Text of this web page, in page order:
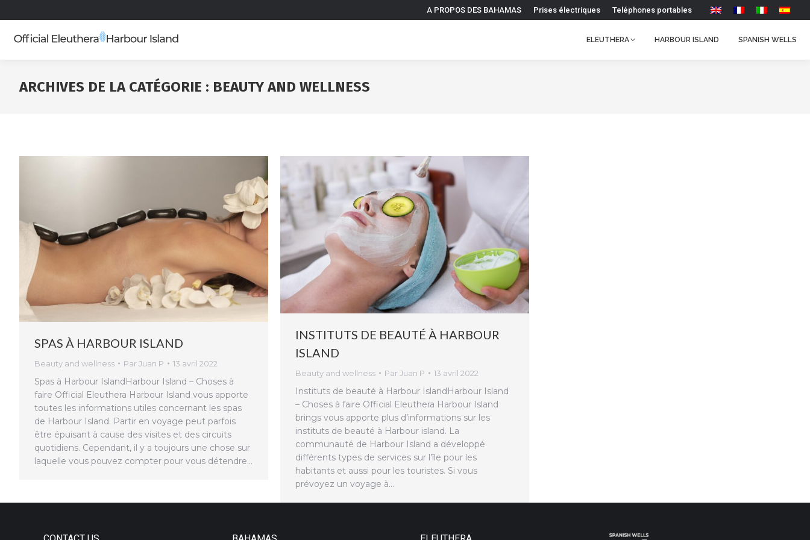
A PROPOS DES BAHAMAS Prises électriques Teléphones portables
ELEUTHERA HARBOUR ISLAND SPANISH WELLS
ARCHIVES DE LA CATÉGORIE : BEAUTY AND WELLNESS
SPAS À HARBOUR ISLAND
Beauty and wellness ParJuan P 13 avril 2022
Spas à Harbour IslandHarbour Island – Choses à
faire Official Eleuthera Harbour Island vous apporte
toutes les informations utiles concernant les spas
de Harbour Island. Partir en voyage peut parfois
être épuisant à cause des visites et des circuits
quotidiens. Cependant, il y a toujours une chose sur
laquelle vous pouvez compter pour vous détendre…
INSTITUTS DE BEAUTÉ À HARBOUR
ISLAND
Beauty and wellness ParJuan P 13 avril 2022
Instituts de beauté à Harbour IslandHarbour Island
– Choses à faire Official Eleuthera Harbour Island
brings vous apporte plus d’informations sur les
instituts de beauté à Harbour island. La
communauté de Harbour Island a développé
différents types de services sur l’île pour les
habitants et aussi pour les touristes. Si vous
prévoyez un voyage à…